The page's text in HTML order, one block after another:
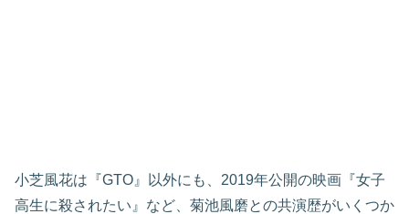
小芝風花は『GTO』以外にも、2019年公開の映画『女子
高生に殺されたい』など、菊池風磨との共演歴がいくつか